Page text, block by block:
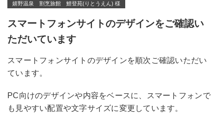
嬉野温泉 割烹旅館 鯉登苑(りとうえん) 様
スマートフォンサイトのデザインをご確認い
ただいています
スマートフォンサイトのデザインを順次ご確認いただい
ています。
PC向けのデザインや内容をベースに、スマートフォンで
も見やすい配置や文字サイズに変更しています。